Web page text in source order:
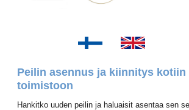
Peilin asennus ja kiinnitys kotiin
toimistoon
Hankitko uuden peilin ja haluaisit asentaa sen